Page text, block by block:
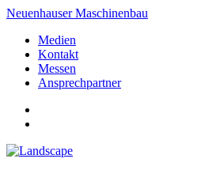
Neuenhauser Maschinenbau
Medien
Kontakt
Messen
Ansprechpartner